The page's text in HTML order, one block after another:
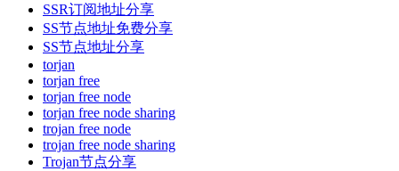
SSR订阅地址分享
SS节点地址免费分享
SS节点地址分享
torjan
torjan free
torjan free node
torjan free node sharing
trojan free node
trojan free node sharing
Trojan节点分享